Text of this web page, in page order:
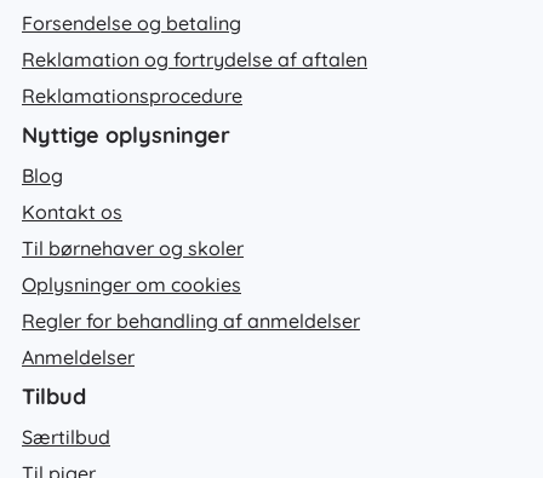
Forsendelse og betaling
Reklamation og fortrydelse af aftalen
Reklamationsprocedure
Nyttige oplysninger
Blog
Kontakt os
Til børnehaver og skoler
Oplysninger om cookies
Regler for behandling af anmeldelser
Anmeldelser
Tilbud
Særtilbud
Til piger